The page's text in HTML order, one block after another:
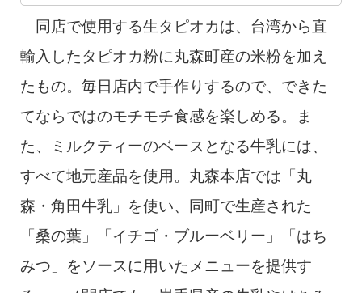
同店で使用する生タピオカは、台湾から直
輸入したタピオカ粉に丸森町産の米粉を加え
たもの。毎日店内で手作りするので、できた
てならではのモチモチ食感を楽しめる。ま
た、ミルクティーのベースとなる牛乳には、
すべて地元産品を使用。丸森本店では「丸
森・角田牛乳」を使い、同町で生産された
「桑の葉」「イチゴ・ブルーベリー」「はち
みつ」をソースに用いたメニューを提供す